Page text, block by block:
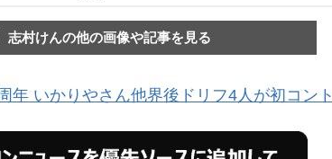
志村けんの他の画像や記事を見る
年 いかりやさん他界後ドリフ4人が初コント